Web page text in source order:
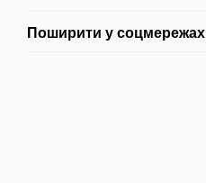
Поширити у соцмережах